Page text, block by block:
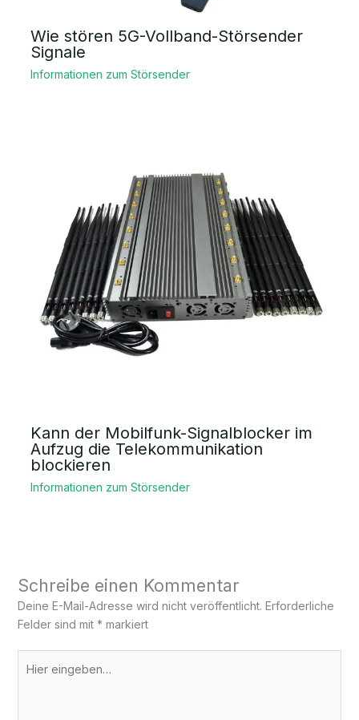
Wie stören 5G-Vollband-Störsender
Signale
Informationen zum Störsender
Kann der Mobilfunk-Signalblocker im
Aufzug die Telekommunikation
blockieren
Informationen zum Störsender
Schreibe einen Kommentar
Deine E-Mail-Adresse wird nicht veröffentlicht. Erforderliche
Felder sind mit * markiert
eingeben…